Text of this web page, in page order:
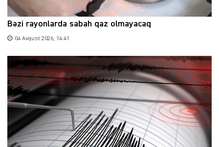
Bəzi rayonlarda sabah qaz olmayacaq
04 Avqust 2026, 14:41